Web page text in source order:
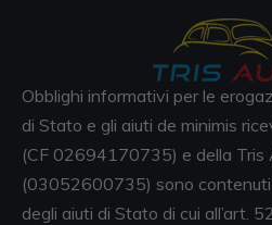
Obblighi informativi per le
di Stato e gli aiuti de minimis
(CF 02694170735) e della Tris
(03052600735) sono
degli aiuti di Stato di cui all’art.